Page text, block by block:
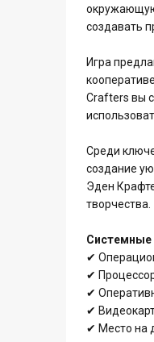
создавать
Игра
Crafters вы
Среди
создание
Эден
творчества.
Системные
✔
✔
✔
✔
✔ Место на